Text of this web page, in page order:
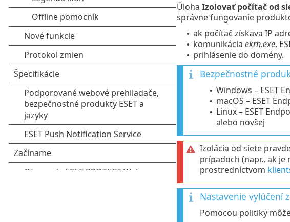
Úloha Izolovať počítač od
správne fungovanie
• ak počítač získava IP
• komunikácia ekrn.exe,
• prihlásenie do domény.
Bezpečnostné
• Windows – ESET
• macOS – ESET
• Linux – ESET
alebo novšej
Izolácia od siete
prípadoch (napr., ak
prostredníctvom
Nastavenie vylúčení
Pomocou politiky